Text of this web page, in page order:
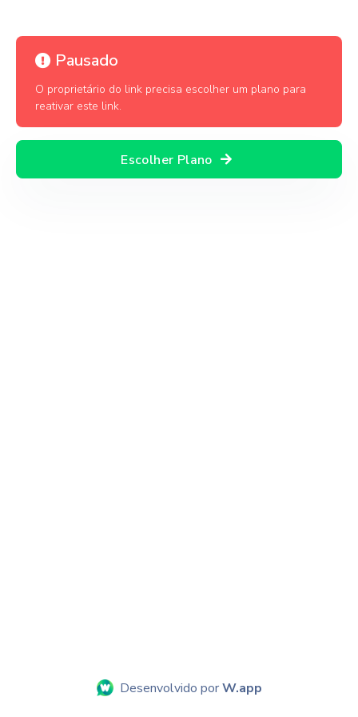
Pausado
O proprietário do link precisa escolher um plano para
reativar este link.
Escolher Plano
Desenvolvido porW.app